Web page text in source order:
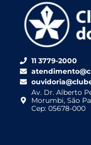
11 3779-2000
Av. Dr. Alberto
Morumbi, São
Cep: 05678-000